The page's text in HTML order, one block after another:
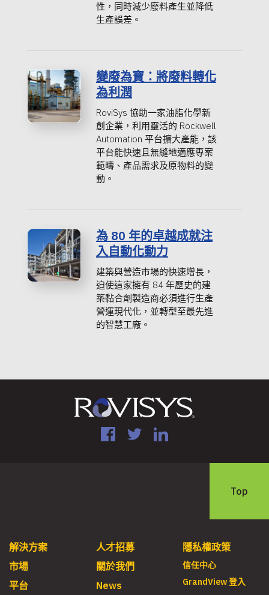
性，同時減少廢料產生並降低
生產誤差。
變廢為寶：將廢料轉化
為利潤
RoviSys 協助一家油脂化學新
創企業，利用靈活的 Rockwell
Automation 平台擴大產能，該
平台能快速且無縫地適應專案
範疇、產品需求及原物料的變
動。
為 80 年的卓越成就注
入自動化動力
建築與營造市場的快速增長，
迫使這家擁有 84 年歷史的建
築黏合劑製造商必須進行生產
營運現代化，並轉型至最先進
的智慧工廠。
FacebookTwitterLinkedIn
Top
解決方案
市場
平台
人才招募
關於我們
News
隱私權政策
信任中心
GrandView 登入